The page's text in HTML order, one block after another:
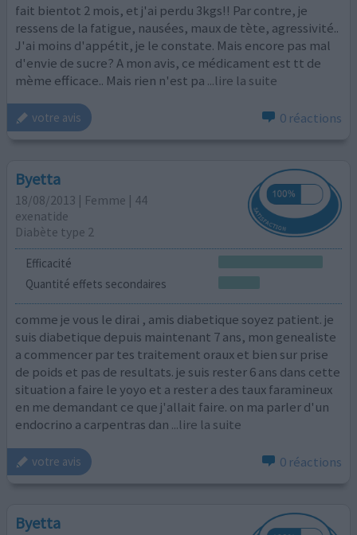
fait bientot 2 mois, et j'ai perdu 3kgs!! Par contre, je
ressens de la fatigue, nausées, maux de tète, agressivité..
J'ai moins d'appétit, je le constate. Mais encore pas mal
d'envie de sucre? A mon avis, ce médicament est tt de
mème efficace.. Mais rien n'est pa ...lire la suite
votre avis 0 réactions
Byetta
18/08/2013 | Femme | 44
exenatide
Diabète type 2
Efficacité
Quantité effets secondaires
comme je vous le dirai , amis diabetique soyez patient. je
suis diabetique depuis maintenant 7 ans, mon genealiste
a commencer par tes traitement oraux et bien sur prise
de poids et pas de resultats. je suis rester 6 ans dans cette
situation a faire le yoyo et a rester a des taux faramineux
en me demandant ce que j'allait faire. on ma parler d'un
endocrino a carpentras dan ...lire la suite
votre avis 0 réactions
Byetta